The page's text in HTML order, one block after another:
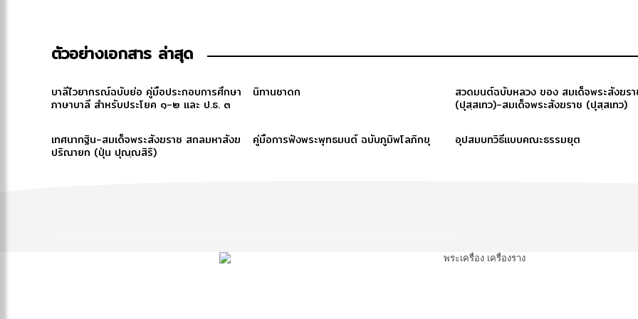
ตัวอย่างเอกสาร ล่าสุด
บาลีไวยากรณ์ฉบับย่อ คู่มือประกอบการศึกษา
ภาษาบาลี สำหรับประโยค ๑-๒ และ ป.ธ. ๓
นิทานชาดก
สวดมนต์ฉบับหลวง ของ สมเด็จพระสังฆร
(ปุสฺสเทว)-สมเด็จพระสังฆราช (ปุสฺสเทว)
เทศนากฐิน-สมเด็จพระสังฆราช สกลมหาสังฆ
ปริณายก (ปุ่น ปุณฺณสิริ)
คู่มือการฟังพระพุทธมนต์ ฉบับภูมิพโลภิกขุ อุปสมบทวิธีแบบคณะธรรมยุต